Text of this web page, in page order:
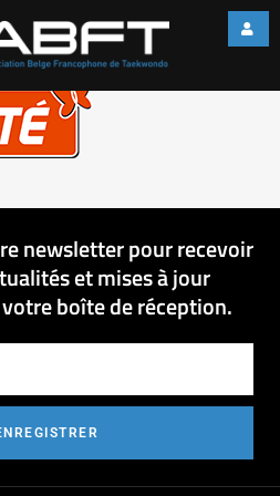
newsletter pour recevoir
et mises à jour
boîte de réception.